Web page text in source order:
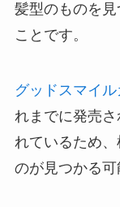
髪型のものを
ことです。
グッドスマイ
れまでに発売
れているため
のが見つかる可